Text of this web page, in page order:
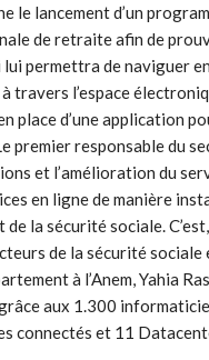
lancement d’un
de retraite afin de
permettra de naviguer
l’espace
d’une application
responsable du
et l’amélioration du
en ligne de manière
sécurité sociale. C’est,
de la sécurité sociale
à l’Anem, Yahia
aux 1.300
connectés et 11